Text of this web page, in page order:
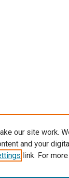
our site work.
and your
link. For